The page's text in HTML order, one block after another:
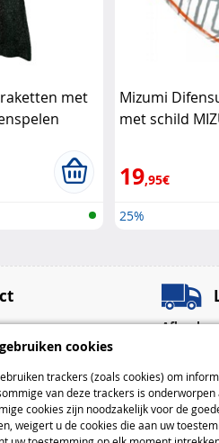
cookies
trackers (zoals cookies) om
van deze trackers is
cookies zijn noodzakelijk voor de
weigert u de cookies die aan uw
met
Mizumi
met schild
19,95€
25%
Bij u thuis
Standaard
Express